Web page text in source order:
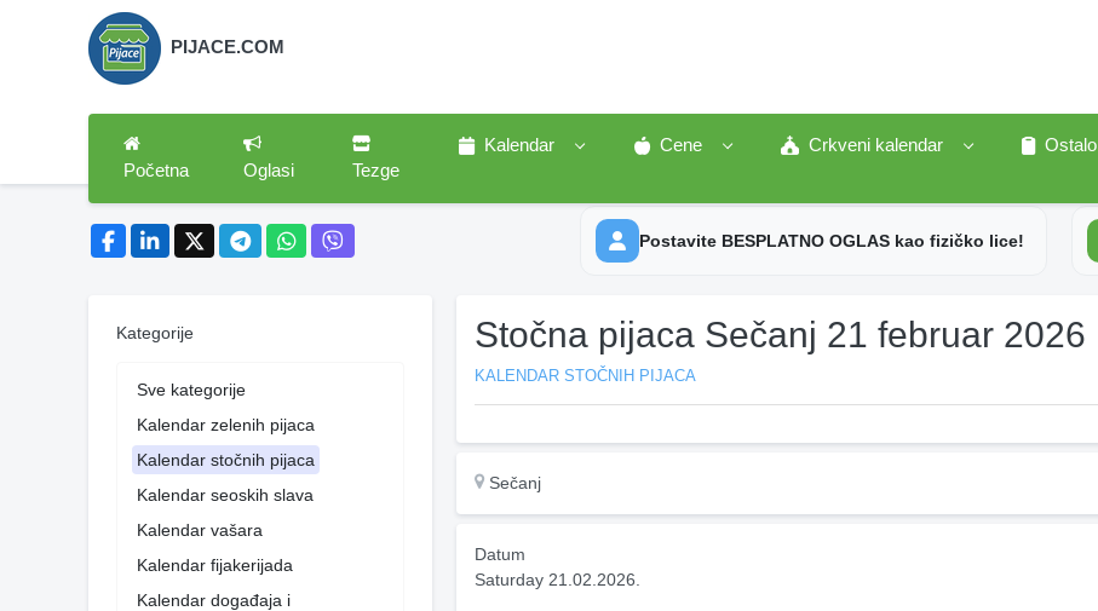
PIJACE.COM
Početna Oglasi Tezge
Kalendar Cene Crkveni kalendar
Ostalo
Postavite BESPLATNO OGLAS kao fizičko lice!
Kategorije
Sve kategorije
Kalendar zelenih pijaca
Kalendar stočnih pijaca
Kalendar seoskih slava
Kalendar vašara
Kalendar fijakerijada
Kalendar događaja i
Stočna pijaca Sečanj 21 februar 2026
KALENDAR STOČNIH PIJACA
Sečanj
Datum
Saturday 21.02.2026.